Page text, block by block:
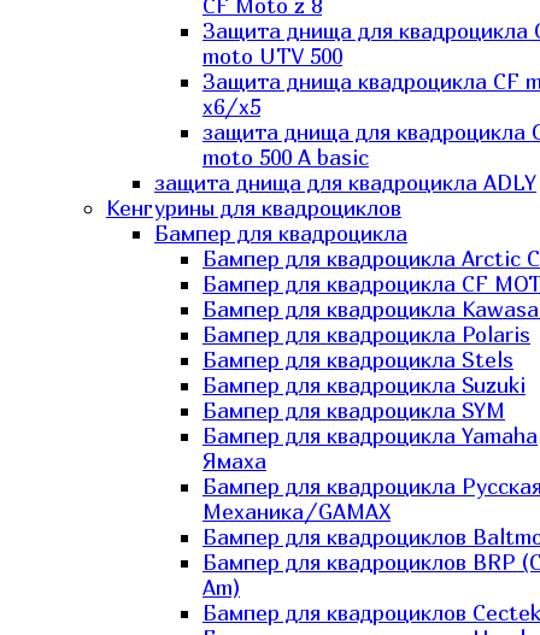
CF Moto z 8
Защита днища для квадроцикла
moto UTV 500
Защита днища квадроцикла СF
x6/x5
защита днища для квадроцикла
moto 500 A basic
защита днища для квадроцикла ADLY
Кенгурины для квадроциклов
Бампер для квадроцикла
Бампер для квадроцикла Arctic
Бампер для квадроцикла CF
Бампер для квадроцикла
Бампер для квадроцикла Polaris
Бампер для квадроцикла Stels
Бампер для квадроцикла Suzuki
Бампер для квадроцикла SYM
Бампер для квадроцикла Yamaha
Ямаха
Бампер для квадроцикла
Механика/GAMAX
Бампер для квадроциклов
Бампер для квадроциклов BRP
Am)
Бампер для квадроциклов Cectek